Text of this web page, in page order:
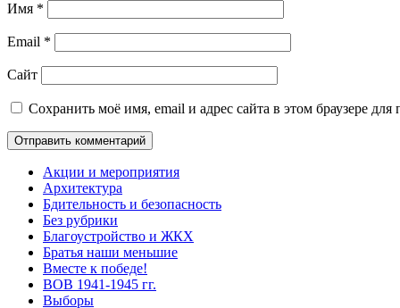
Имя *
Email *
Сайт
Сохранить моё имя, email и адрес сайта в этом браузере
Акции и мероприятия
Архитектура
Бдительность и безопасность
Без рубрики
Благоустройство и ЖКХ
Братья наши меньшие
Вместе к победе!
ВОВ 1941-1945 гг.
Выборы